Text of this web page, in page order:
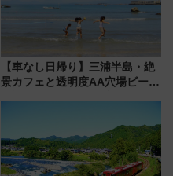
【車なし日帰り】三浦半島・絶
景カフェと透明度AA穴場ビーチ